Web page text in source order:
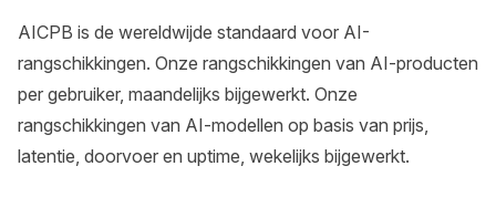
AICPB is de wereldwijde standaard voor AI-
rangschikkingen. Onze rangschikkingen van AI-producten
per gebruiker, maandelijks bijgewerkt. Onze
rangschikkingen van AI-modellen op basis van prijs,
latentie, doorvoer en uptime, wekelijks bijgewerkt.